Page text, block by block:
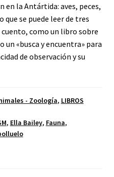
en la Antártida: aves, peces,
se puede leer de tres
como un libro sobre
un «busca y encuentra» para
de observación y su
- Zoología, LIBROS
, Ella Bailey, Fauna,